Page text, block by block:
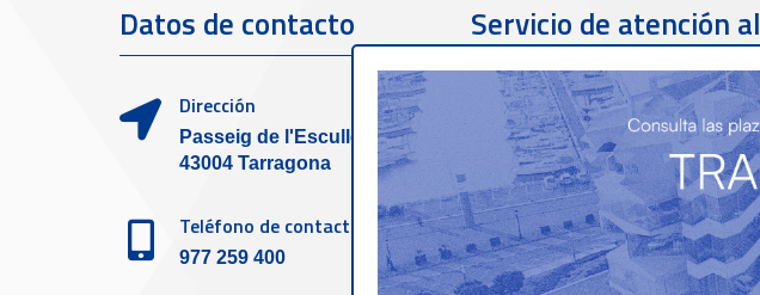
Datos de contacto
Dirección
Passeig de l'Escullera s/n,
43004 Tarragona
Teléfono de contacto
977 259 400
Servicio de atención al
cliente
Teléfono de contacto
977 259 462
Email de contacto
sac@porttarragona.cat